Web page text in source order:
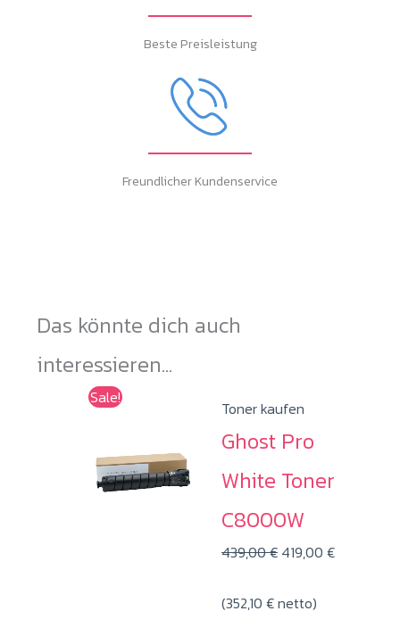
Beste Preisleistung
Freundlicher Kundenservice
Das könnte dich auch
interessieren...
Sale!
Toner kaufen
Ghost Pro
White Toner
C8000W
439,00€ Ursprünglicher
war:
419,00 €Aktueller
(352,10 €netto)